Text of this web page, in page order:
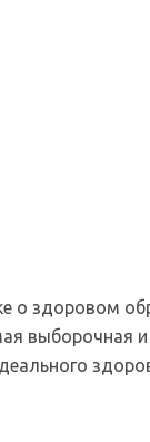
о здоровом
выборочная и